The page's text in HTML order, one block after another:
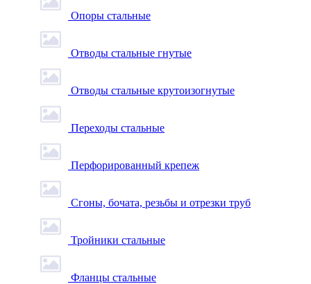
Опоры стальные
Отводы стальные гнутые
Отводы стальные крутоизогнутые
Переходы стальные
Перфорированный крепеж
Сгоны, бочата, резьбы и отрезки труб
Тройники стальные
Фланцы стальные